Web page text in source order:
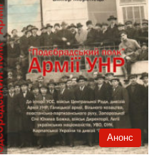
Анонс